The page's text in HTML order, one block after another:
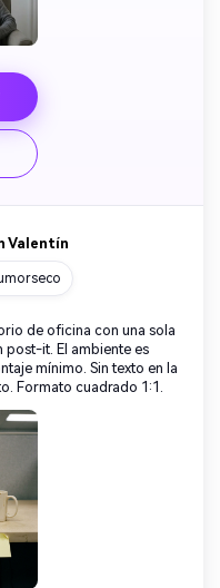
Valentín
de oficina con una sola
post-it. El ambiente es
mínimo. Sin texto en la
Formato cuadrado 1:1.